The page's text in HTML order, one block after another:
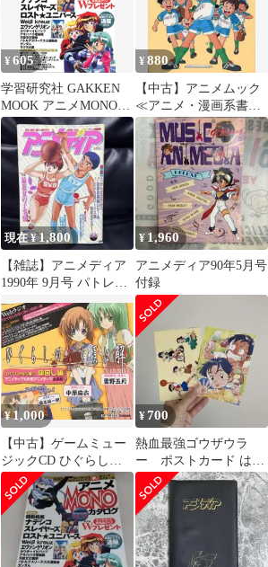
¥605
学習研究社 GAKKEN
MOOK アニメMONOカ
タログ 98-99
ANIMEDIA YEAR
BOOK
¥880
【中古】アニメムック
≪アニメ・漫画系書籍
≫ ANIMEDIA
SELECTION 絶対無敵
ライジンオー
現在 ¥1,800
【雑誌】アニメディア
1990年 9月号 パトレイ
バー animedia
¥ 1,960
アニメディア90年5月号
付録
¥1,000
【中古】ゲームミュー
ジックCD ひぐらしの
なく頃に解 皿回し編 ア
ニメディア＆声優アニ
メディア出張版!
¥700
熱血最強ゴウザウラ
ー ポストカード はが
き ハガキ